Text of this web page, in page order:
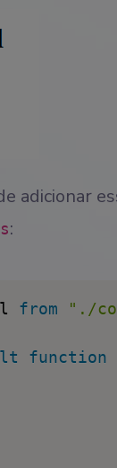
adicionar
:
from "./
function